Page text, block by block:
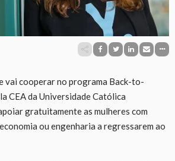
vai cooperar no programa Back-to-
CEA da Universidade Católica
gratuitamente as mulheres com
ou engenharia a regressarem ao